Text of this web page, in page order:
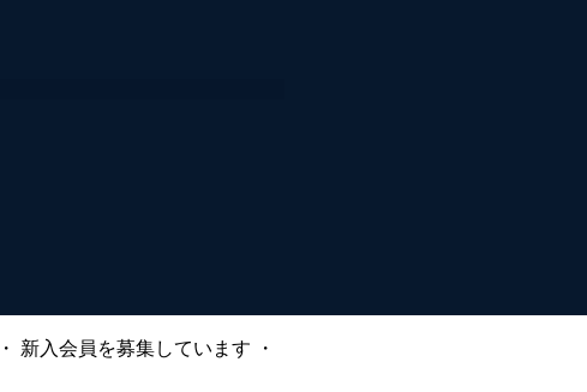
・ 新入会員を募集しています
・